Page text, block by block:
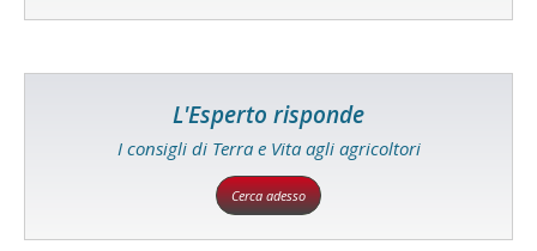
L'Esperto risponde
I consigli di Terra e Vita agli agricoltori
Cerca adesso